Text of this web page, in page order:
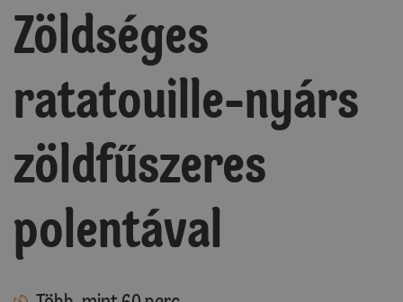
Zöldséges
ratatouille-nyárs
zöldfűszeres
polentával